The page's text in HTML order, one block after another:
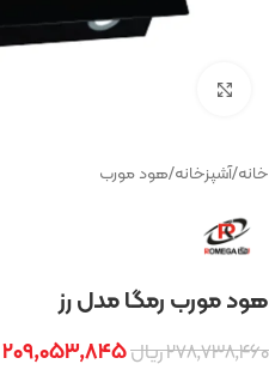
خانه/آشپزخانه/هود مورب
هود مورب رمگا مدل رز
۲۷۸,۷۳۸,۴۶۰ریال۲۰۹,۰۵۳,۸۴۵